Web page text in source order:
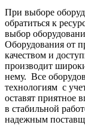
При выборе
обратиться к
выбор
Оборудования от
качеством и
производит
нему. Все
технологиям с
оставят приятное
в стабильной
надежным